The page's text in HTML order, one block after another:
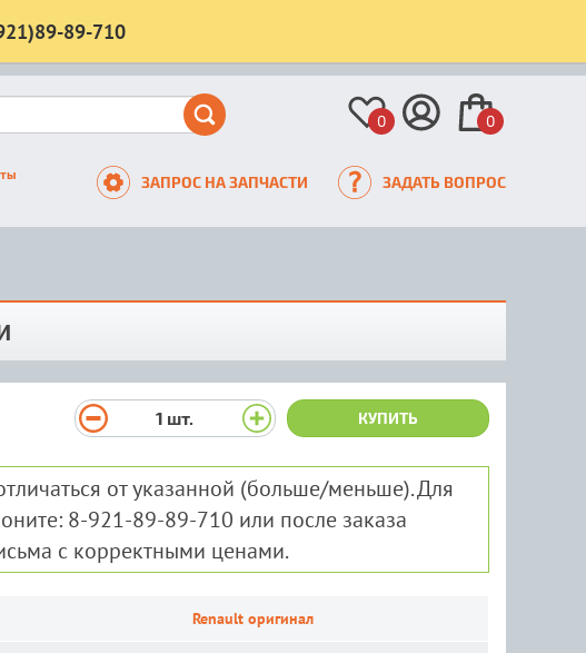
89-710
0 0
ЗАПРОС НА ЗАПЧАСТИ ЗАДАТЬ ВОПРОС
1 шт. КУПИТЬ
от указанной (больше/меньше). Для
8-921-89-89-710 или после заказа
с корректными ценами.
Renault оригинал